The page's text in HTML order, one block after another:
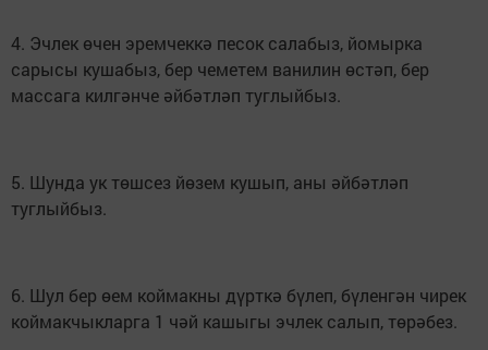
4. Эчлек өчен эремчеккә песок салабыз, йомырка
сарысы кушабыз, бер чеметем ванилин өстәп, бер
массага килгәнче әйбәтләп туглыйбыз.
5. Шунда ук төшсез йөзем кушып, аны әйбәтләп
туглыйбыз.
6. Шул бер өем коймакны дүрткә бүлеп, бүленгән чирек
коймакчыкларга 1 чәй кашыгы эчлек салып, төрәбез.